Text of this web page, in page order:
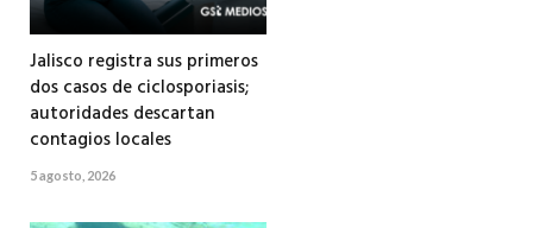
Jalisco registra sus primeros
dos casos de ciclosporiasis;
autoridades descartan
contagios locales
5 agosto, 2026